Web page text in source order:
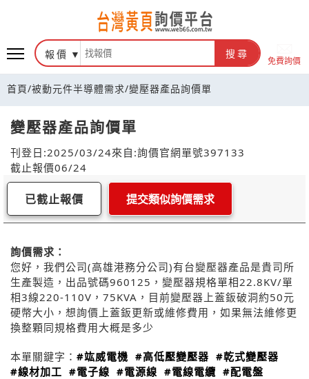
報價 搜尋
免費詢價
首頁/被動元件半導體需求/變壓器產品詢價單
變壓器產品詢價單
刊登日:2025/03/24來自:詢價官網單號397133
截止報價06/24
已截止報價 提交類似詢價需求
詢價需求：
您好，我們公司(高雄港務分公司)有台變壓器產品是貴司所
生產製造，出品號碼960125，變壓器規格單相22.8KV/單
相3線220-110V，75KVA，目前變壓器上蓋鈑破洞約50元
硬幣大小，想詢價上蓋鈑更新或維修費用，如果無法維修更
換整顆同規格費用大概是多少
本單關鍵字： #竑威電機 #高低壓變壓器 #乾式變壓器
#線材加工 #電子線 #電源線 #電線電纜 #配電盤